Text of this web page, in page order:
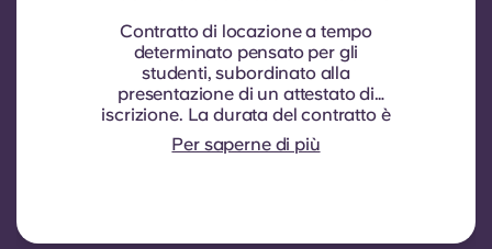
Contratto di locazione a tempo
determinato pensato per gli
studenti, subordinato alla
presentazione di un attestato di
iscrizione. La durata del contratto è
di nove mesi. Il rinnovo non è
automatico, ma può essere
idoneità quali una buona storia di
Per saperne di più